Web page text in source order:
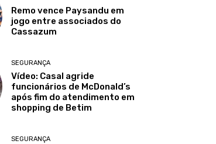
Remo vence Paysandu em
jogo entre associados do
Cassazum
SEGURANÇA
Vídeo: Casal agride
funcionários de McDonald’s
após fim do atendimento em
shopping de Betim
SEGURANÇA